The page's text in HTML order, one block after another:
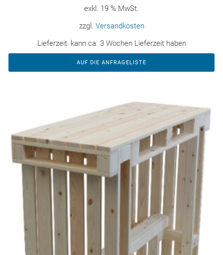
exkl. 19 % MwSt.
zzgl. Versandkosten
Lieferzeit: kann ca. 3 Wochen Lieferzeit haben
AUF DIE ANFRAGELISTE